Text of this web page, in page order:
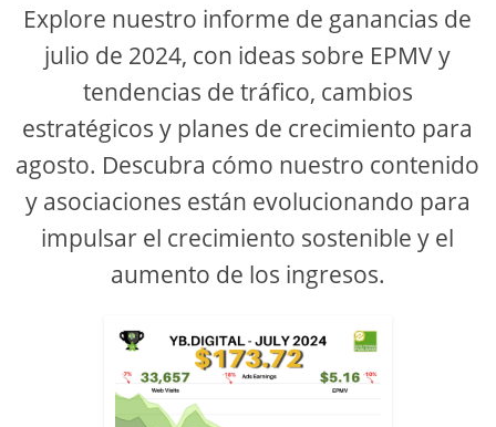
Explore nuestro informe de ganancias de
julio de 2024, con ideas sobre EPMV y
tendencias de tráfico, cambios
estratégicos y planes de crecimiento para
agosto. Descubra cómo nuestro contenido
y asociaciones están evolucionando para
impulsar el crecimiento sostenible y el
aumento de los ingresos.